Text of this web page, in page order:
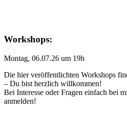
Workshops:
Montag, 06.07.26 um 19h
Die hier veröffentlichten Workshops
– Du bist herzlich willkommen!
Bei Interesse oder Fragen einfach bei
anmelden!